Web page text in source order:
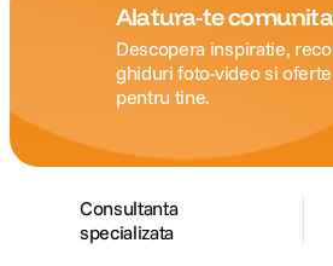
Alatura-te
Descopera inspiratie,
ghiduri foto-video si
pentru tine.
Consultanta
specializata